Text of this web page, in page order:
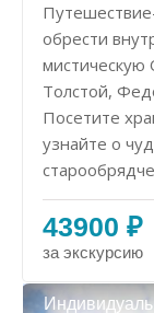
обрести
мистическую
Толстой,
Посетите
узнайте о
43900 ₽
за экскурсию